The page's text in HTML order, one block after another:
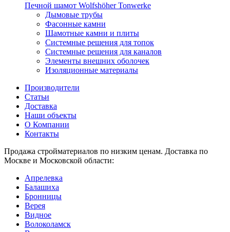
Печной шамот Wolfshöher Tonwerke
Дымовые трубы
Фасонные камни
Шамотные камни и плиты
Системные решения для топок
Системные решения для каналов
Элементы внешних оболочек
Изоляционные материалы
Производители
Статьи
Доставка
Наши объекты
О Компании
Контакты
Продажа стройматериалов по низким ценам. Доставка по
Москве и Московской области:
Апрелевка
Балашиха
Бронницы
Верея
Видное
Волоколамск